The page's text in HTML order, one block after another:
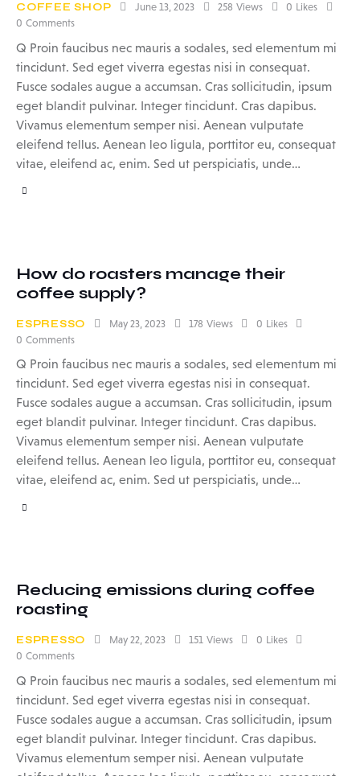
COFFEE SHOP June 13, 2023 258 Views 0 Likes
0 Comments
Q Proin faucibus nec mauris a sodales, sed elementum mi
tincidunt. Sed eget viverra egestas nisi in consequat.
Fusce sodales augue a accumsan. Cras sollicitudin, ipsum
eget blandit pulvinar. Integer tincidunt. Cras dapibus.
Vivamus elementum semper nisi. Aenean vulputate
eleifend tellus. Aenean leo ligula, porttitor eu, consequat
vitae, eleifend ac, enim. Sed ut perspiciatis, unde…
How do roasters manage their
coffee supply?
ESPRESSO May 23, 2023 178 Views 0 Likes
0 Comments
Q Proin faucibus nec mauris a sodales, sed elementum mi
tincidunt. Sed eget viverra egestas nisi in consequat.
Fusce sodales augue a accumsan. Cras sollicitudin, ipsum
eget blandit pulvinar. Integer tincidunt. Cras dapibus.
Vivamus elementum semper nisi. Aenean vulputate
eleifend tellus. Aenean leo ligula, porttitor eu, consequat
vitae, eleifend ac, enim. Sed ut perspiciatis, unde…
Reducing emissions during coffee
roasting
ESPRESSO May 22, 2023 151 Views 0 Likes
0 Comments
Q Proin faucibus nec mauris a sodales, sed elementum mi
tincidunt. Sed eget viverra egestas nisi in consequat.
Fusce sodales augue a accumsan. Cras sollicitudin, ipsum
eget blandit pulvinar. Integer tincidunt. Cras dapibus.
Vivamus elementum semper nisi. Aenean vulputate